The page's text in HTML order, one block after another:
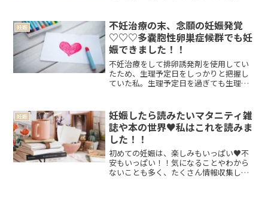
ろは子どものイラストのデザインでし
た！それはそれで可愛く、な...
妊娠
不妊治療の末、念願の妊娠発覚
♡♡♡多嚢胞性卵巣症候群でも妊
娠できました！！
不妊治療をして排卵誘発剤を使用してい
たため、生理予定日をしっかりと把握し
ていた私。生理予定日を過ぎても生理が
てみました！！妊娠検査薬を使ったのは
初めてではありません。元...
妊娠
妊娠したら読みたいマタニティ雑
誌や本の世界♥私はこれを読みま
した！！
初めての妊娠は、楽しみもいっぱい♥不
安もいっぱい！！気になることやわから
ないことも多く、たくさん情報収集した